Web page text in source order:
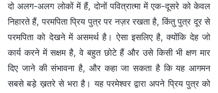
दो अलग-अलग लोकों में हैं, दोनों पवित्रात्मा में एक-दूसरे को केवल
निहारते हैं, परमपिता प्रिय पुत्र पर नज़र रखता है, किंतु पुत्र दूर से
परमपिता को देखने में असमर्थ है। ऐसा इसलिए है, क्योंकि देह जो
कार्य करने में सक्षम है, वे बहुत छोटे हैं और उसे किसी भी क्षण मार
दिए जाने की संभावना है, और कहा जा सकता है कि यह आगमन
सबसे बड़े ख़तरे से भरा है। यह परमेश्वर द्वारा अपने प्रिय पुत्र को